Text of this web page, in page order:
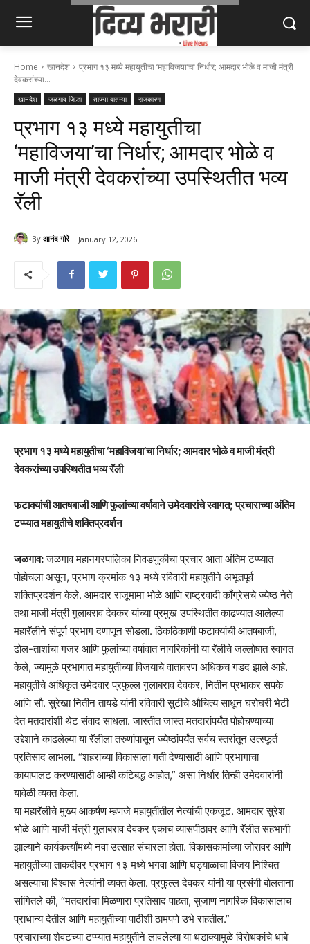
Home खानदेश
प्रभाग १३ मध्ये महायुतीचा ‘महाविजया’चा निर्धार; आमदार भोळे व माजी मंत्री
देवकरांच्या...
खानदेश जळगाव जिल्हा ताज्या बातम्या राजकारण
प्रभाग १३ मध्ये महायुतीचा
‘महाविजया’चा निर्धार; आमदार भोळे व
माजी मंत्री देवकरांच्या उपस्थितीत भव्य
रॅली
By आनंद गोरे January 12, 2026
प्रभाग १३ मध्ये महायुतीचा ‘महाविजया’चा निर्धार; आमदार भोळे व माजी मंत्री
देवकरांच्या उपस्थितीत भव्य रॅली
​फटाक्यांची आतषबाजी आणि फुलांच्या वर्षावाने उमेदवारांचे स्वागत; प्रचाराच्या अंतिम
टप्प्यात महायुतीचे शक्तिप्रदर्शन
​जळगाव:जळगाव महानगरपालिका निवडणुकीचा प्रचार आता अंतिम टप्प्यात
पोहोचला असून, प्रभाग क्रमांक १३ मध्ये रविवारी महायुतीने अभूतपूर्व
शक्तिप्रदर्शन केले. आमदार राजूमामा भोळे आणि राष्ट्रवादी काँग्रेसचे ज्येष्ठ नेते
तथा माजी मंत्री गुलाबराव देवकर यांच्या प्रमुख उपस्थितीत काढण्यात आलेल्या
महारॅलीने संपूर्ण प्रभाग दणाणून सोडला. ठिकठिकाणी फटाक्यांची आतषबाजी,
ढोल-ताशांचा गजर आणि फुलांच्या वर्षावात नागरिकांनी या रॅलीचे जल्लोषात स्वागत
केले, ज्यामुळे प्रभागात महायुतीच्या विजयाचे वातावरण अधिकच गडद झाले आहे.
​महायुतीचे अधिकृत उमेदवार प्रफुल्ल गुलाबराव देवकर, नितीन प्रभाकर सपके
आणि सौ. सुरेखा नितीन तायडे यांनी रविवारी सुटीचे औचित्य साधून घरोघरी भेटी
देत मतदारांशी थेट संवाद साधला. जास्तीत जास्त मतदारांपर्यंत पोहोचण्याच्या
उद्देशाने काढलेल्या या रॅलीला तरुणांपासून ज्येष्ठांपर्यंत सर्वच स्तरांतून उत्स्फूर्त
प्रतिसाद लाभला. “शहराच्या विकासाला गती देण्यासाठी आणि प्रभागाचा
कायापालट करण्यासाठी आम्ही कटिबद्ध आहोत,” असा निर्धार तिन्ही उमेदवारांनी
यावेळी व्यक्त केला.
​या महारॅलीचे मुख्य आकर्षण म्हणजे महायुतीतील नेत्यांची एकजूट. आमदार सुरेश
भोळे आणि माजी मंत्री गुलाबराव देवकर एकाच व्यासपीठावर आणि रॅलीत सहभागी
झाल्याने कार्यकर्त्यांमध्ये नवा उत्साह संचारला होता. विकासकामांच्या जोरावर आणि
महायुतीच्या ताकदीवर प्रभाग १३ मध्ये भगवा आणि घड्याळाचा विजय निश्चित
असल्याचा विश्वास नेत्यांनी व्यक्त केला. प्रफुल्ल देवकर यांनी या प्रसंगी बोलताना
सांगितले की, “मतदारांचा मिळणारा प्रतिसाद पाहता, सुजाण नागरिक विकासालाच
प्राधान्य देतील आणि महायुतीच्या पाठीशी ठामपणे उभे राहतील.”
​प्रचाराच्या शेवटच्या टप्प्यात महायुतीने लावलेल्या या धडाक्यामुळे विरोधकांचे धाबे